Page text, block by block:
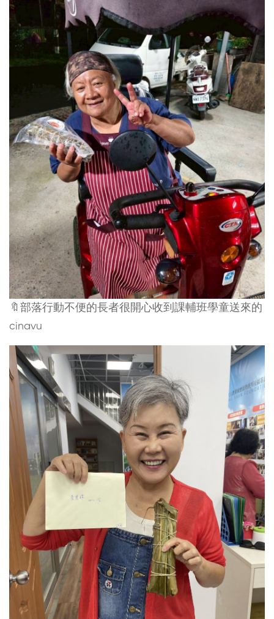
🔖部落行動不便的長者很開心收到課輔班學童送來的
cinavu